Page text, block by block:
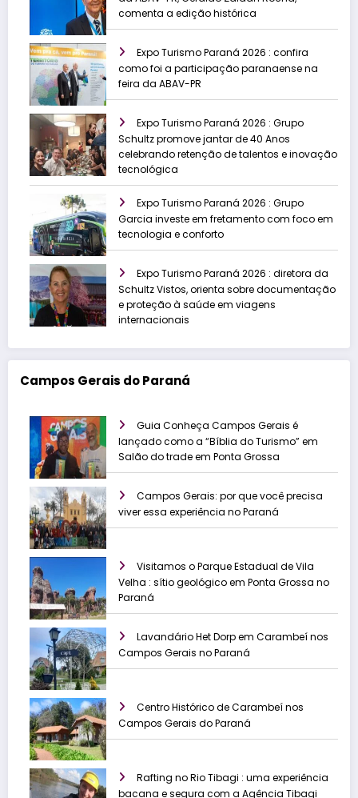
comenta a edição histórica
Expo Turismo Paraná 2026 : confira
como foi a participação paranaense na
feira da ABAV-PR
Expo Turismo Paraná 2026 : Grupo
Schultz promove jantar de 40 Anos
celebrando retenção de talentos e inovação
tecnológica
Expo Turismo Paraná 2026 : Grupo
Garcia investe em fretamento com foco em
tecnologia e conforto
Expo Turismo Paraná 2026 : diretora da
Schultz Vistos, orienta sobre documentação
e proteção à saúde em viagens
internacionais
Campos Gerais do Paraná
Guia Conheça Campos Gerais é
lançado como a “Bíblia do Turismo” em
Salão do trade em Ponta Grossa
Campos Gerais: por que você precisa
viver essa experiência no Paraná
Visitamos o Parque Estadual de Vila
Velha : sítio geológico em Ponta Grossa no
Paraná
Lavandário Het Dorp em Carambeí nos
Campos Gerais no Paraná
Centro Histórico de Carambeí nos
Campos Gerais do Paraná
Rafting no Rio Tibagi : uma experiência
bacana e segura com a Agência Tibagi